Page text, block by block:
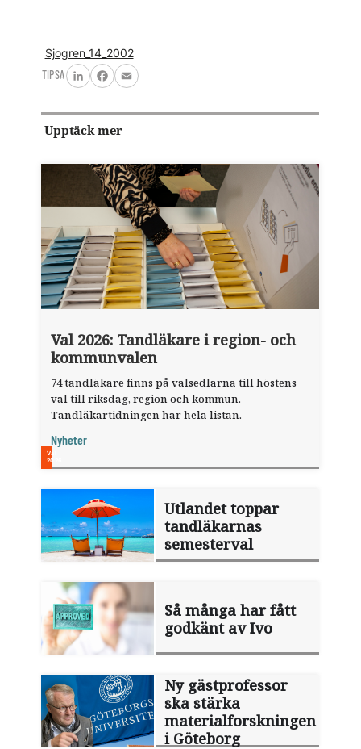
Sjogren_14_2002
TIPSA
LinkedInFacebook
Email
Upptäck mer
Val 2026: Tandläkare i region- och
kommunvalen
74 tandläkare finns på valsedlarna till höstens
val till riksdag, region och kommun.
Tandläkartidningen har hela listan.
Nyheter
Utlandet toppar
tandläkarnas
semesterval
Så många har fått
godkänt av Ivo
Ny gästprofessor
ska stärka
materialforskningen
i Göteborg